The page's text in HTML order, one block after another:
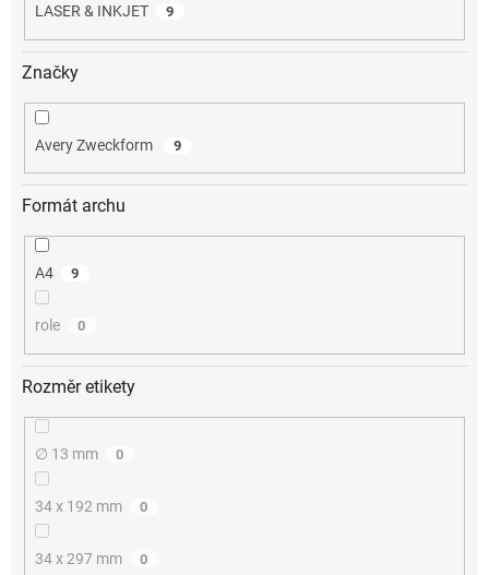
LASER & INKJET 9
Značky
Avery Zweckform 9
Formát archu
A4 9
role 0
Rozměr etikety
∅ 13 mm 0
34 x 192 mm 0
34 x 297 mm 0